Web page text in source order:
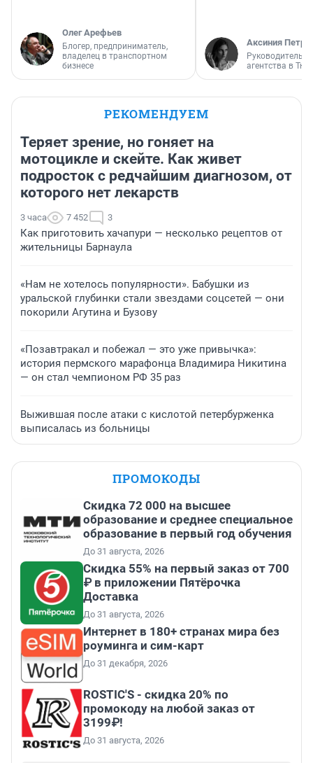
Олег Арефьев
Блогер, предприниматель,
владелец в транспортном
бизнесе
Аксиния
Руководитель
агентства в
РЕКОМЕНДУЕМ
Теряет зрение, но гоняет на
мотоцикле и скейте. Как живет
подросток с редчайшим диагнозом, от
которого нет лекарств
3 часа 7 452 3
Как приготовить хачапури — несколько рецептов от
жительницы Барнаула
«Нам не хотелось популярности». Бабушки из
уральской глубинки стали звездами соцсетей — они
покорили Агутина и Бузову
«Позавтракал и побежал — это уже привычка»:
история пермского марафонца Владимира Никитина
— он стал чемпионом РФ 35 раз
Выжившая после атаки с кислотой петербурженка
выписалась из больницы
ПРОМОКОДЫ
Скидка 72 000 на высшее
образование и среднее специальное
образование в первый год обучения
До 31 августа, 2026
Скидка 55% на первый заказ от 700
₽ в приложении Пятёрочка
Доставка
До 31 августа, 2026
Интернет в 180+ странах мира без
роуминга и сим-карт
До 31 декабря, 2026
ROSTIC'S - скидка 20% по
промокоду на любой заказ от
3199₽!
До 31 августа, 2026